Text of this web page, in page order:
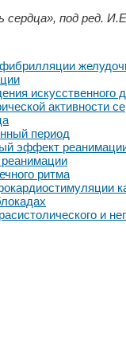
сердца», под ред.
искусственного
активности
период
эффект
ритма
и